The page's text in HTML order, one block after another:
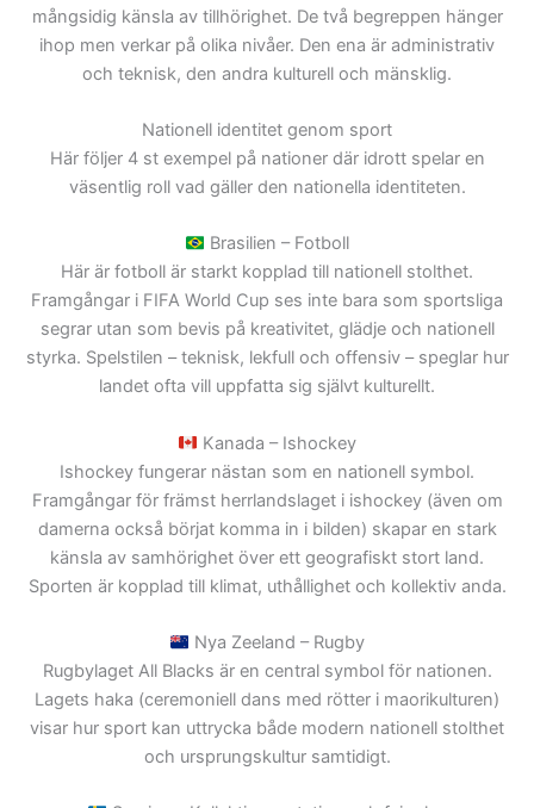
mångsidig känsla av tillhörighet. De två begreppen hänger
ihop men verkar på olika nivåer. Den ena är administrativ
och teknisk, den andra kulturell och mänsklig.
Nationell identitet genom sport
Här följer 4 st exempel på nationer där idrott spelar en
väsentlig roll vad gäller den nationella identiteten.
Brasilien – Fotboll
Här är fotboll är starkt kopplad till nationell stolthet.
Framgångar i FIFA World Cup ses inte bara som sportsliga
segrar utan som bevis på kreativitet, glädje och nationell
styrka. Spelstilen – teknisk, lekfull och offensiv – speglar hur
landet ofta vill uppfatta sig självt kulturellt.
Kanada – Ishockey
Ishockey fungerar nästan som en nationell symbol.
Framgångar för främstherrlandslaget i ishockey (även om
damerna också börjat komma in i bilden) skapar en stark
känsla av samhörighet över ett geografiskt stort land.
Sporten är kopplad till klimat, uthållighet och kollektiv anda.
Nya Zeeland – Rugby
Rugbylaget All Blacks är en central symbol för nationen.
Lagets haka (ceremoniell dans med rötter i maorikulturen)
visar hur sport kan uttrycka både modern nationell stolthet
och ursprungskultur samtidigt.